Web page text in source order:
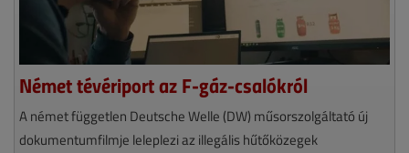
Német tévériport az F-gáz-csalókról
A német független Deutsche Welle (DW) műsorszolgáltató új
dokumentumfilmje leleplezi az illegális hűtőközegek